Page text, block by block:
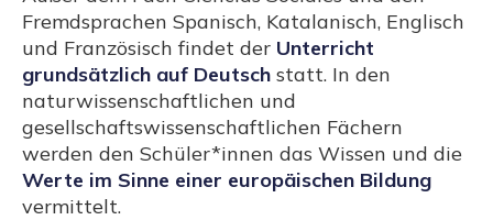
Fremdsprachen Spanisch, Katalanisch, Englisch
und Französisch findet der Unterricht
grundsätzlich auf Deutsch statt. In den
naturwissenschaftlichen und
gesellschaftswissenschaftlichen Fächern
werden den Schüler*innen das Wissen und die
Werte im Sinne einer europäischen Bildung
vermittelt.